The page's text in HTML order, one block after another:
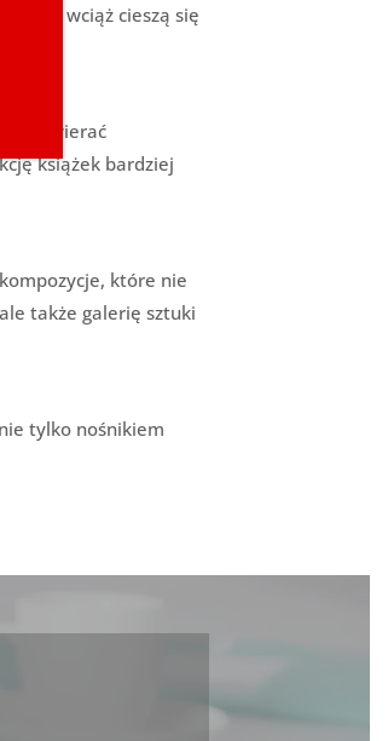
Libris wciąż cieszą się
zawierać
książek bardziej
które nie
także galerię sztuki
tylko nośnikiem